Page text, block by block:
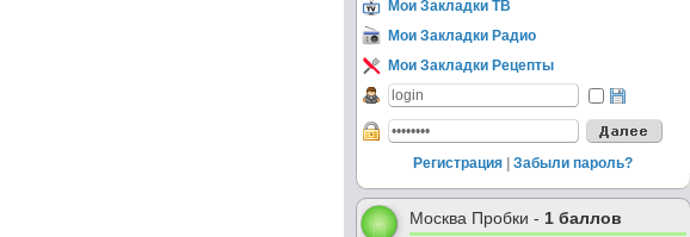
Мои Закладки ТВ
Мои Закладки Радио
Мои Закладки Рецепты
Регистрация Забыли пароль?
Москва Пробки - 1 баллов